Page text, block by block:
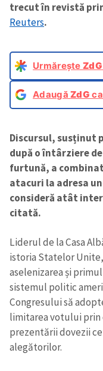
trecut în revistă
Reuters.
Urmărește ZdG
AdaugăZdG
Discursul, susținut
după o întârziere
furtună, a
atacuri la adresa
consideră atât
citată.
Liderul de la Casa
istoria Statelor
aselenizarea și
sistemul politic
Congresului să
limitarea votului prin
prezentării dovezii
alegătorilor.